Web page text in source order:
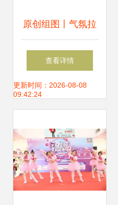
原创组图丨气氛拉
满！海南15支优秀
广场舞队伍，舞出
查看详情
更新时间：2026-08-08
09:42:24